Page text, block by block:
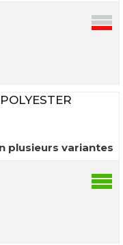
plusieurs variantes